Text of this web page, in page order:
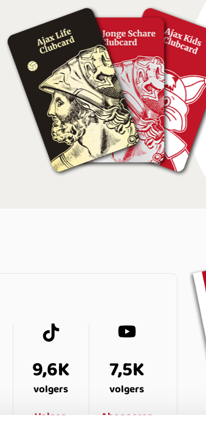
9,6K
volgers
Volgen
7,5K
volgers
Abonneren